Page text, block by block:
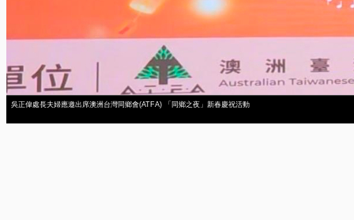
吳正偉處長夫婦應邀出席澳洲台灣同鄉會(ATFA) 「同鄉之夜」新春慶祝活動